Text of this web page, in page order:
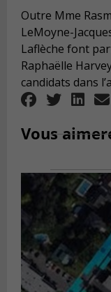
Outre Mme
LeMoyne-
Laflèche font
Raphaëlle
candidats dans
Vous